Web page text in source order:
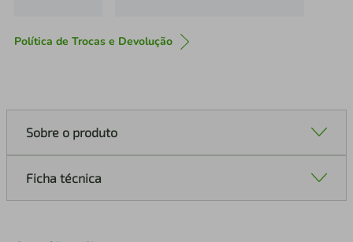
Política de Trocas e Devolução
Sobre o produto
Ficha técnica